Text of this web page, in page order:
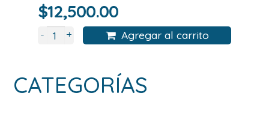
$12,500.00
- + Agregar al carrito
CATEGORÍAS